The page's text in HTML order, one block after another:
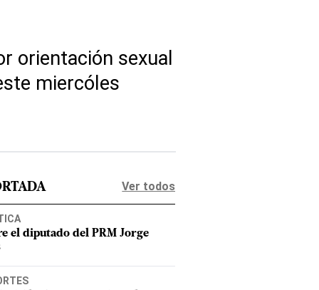
orientación sexual
miercóles
Ver todos
el diputado del PRM Jorge